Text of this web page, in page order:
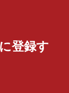
登録す